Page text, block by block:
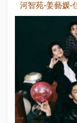
河智苑-姜藝媛-